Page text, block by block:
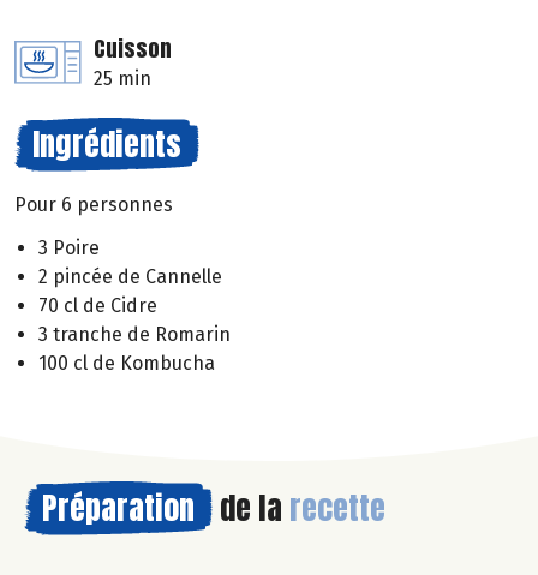
Cuisson
25 min
Ingrédients
Pour 6 personnes
3 Poire
2 pincée de Cannelle
70 cl de Cidre
3 tranche de Romarin
100 cl de Kombucha
Préparation de la recette